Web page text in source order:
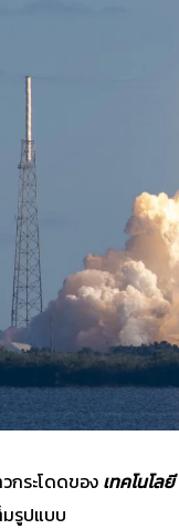
กระโดดของ เทคโนโล
มรูปแบบ